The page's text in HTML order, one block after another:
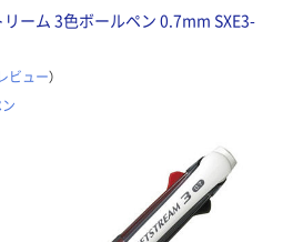
ーム 3色ボールペン 0.7mm SXE3-
ビュー）